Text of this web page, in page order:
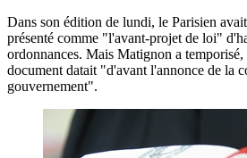
Dans son édition de lundi, le Parisien
présenté comme "l'avant-projet de loi"
ordonnances. Mais Matignon a
document datait "d'avant l'annonce de la
gouvernement".